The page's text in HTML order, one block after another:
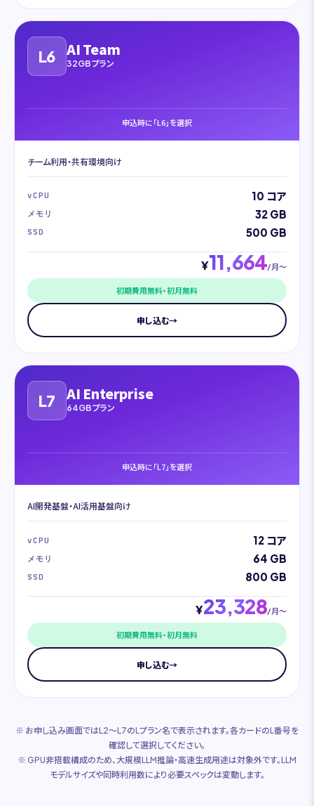
L6 AI Team
32GBプラン
申込時に「L6」を選択
チーム利用・共有環境向け
vCPU 10 コア
メモリ 32 GB
SSD 500 GB
¥11,664/月〜
初期費用無料・初月無料
申し込む→
L7 AI Enterprise
64GBプラン
申込時に「L7」を選択
AI開発基盤・AI活用基盤向け
vCPU 12 コア
メモリ 64 GB
SSD 800 GB
¥23,328/月〜
初期費用無料・初月無料
申し込む→
※ お申し込み画面ではL2〜L7のLプラン名で表示されます。各カードのL番号を
確認して選択してください。
※ GPU非搭載構成のため、大規模LLM推論・高速生成用途は対象外です。LLM
モデルサイズや同時利用数により必要スペックは変動します。